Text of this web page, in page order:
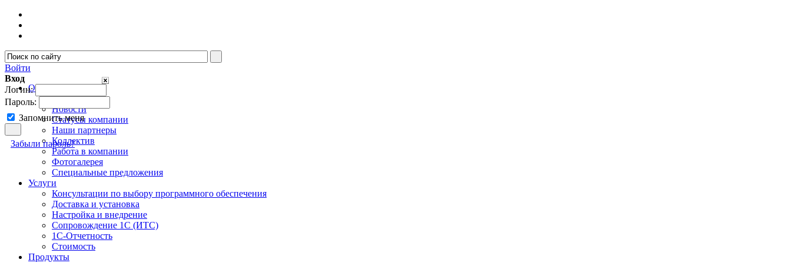
Войти
Вход
Логин:
Пароль:
Запомнить меня
Забыли пароль?
О компании
О нас
Новости
Cтатусы компании
Наши партнеры
Коллектив
Работа в компании
Фотогалерея
Специальные предложения
Услуги
Консультации по выбору программного обеспечения
Доставка и установка
Настройка и внедрение
Сопровождение 1С (ИТС)
1С-Отчетность
Стоимость
Продукты